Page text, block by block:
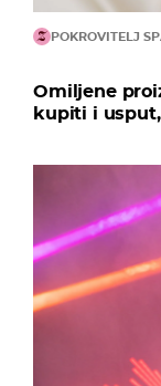
POKROVITELJ
Omiljene
kupiti i